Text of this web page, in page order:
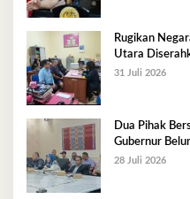
Rugikan
Utara
31 Juli 2026
Dua Pihak
Gubernur
28 Juli 2026